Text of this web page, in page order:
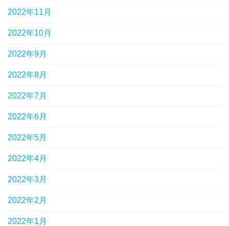
2022年11月
2022年10月
2022年9月
2022年8月
2022年7月
2022年6月
2022年5月
2022年4月
2022年3月
2022年2月
2022年1月